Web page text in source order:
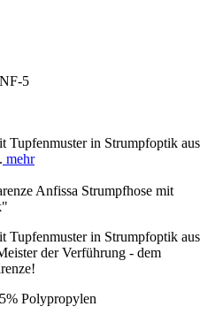
5
Tupfenmuster in Strumpfoptik aus
mehr
Anfissa Strumpfhose mit
Tupfenmuster in Strumpfoptik aus
der Verführung - dem
Polypropylen